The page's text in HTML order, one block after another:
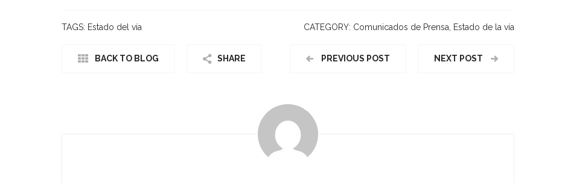
TAGS: Estado del vía CATEGORY: Comunicados de Prensa Estado de la vía
BACK TO BLOG SHARE PREVIOUS POST NEXT POST